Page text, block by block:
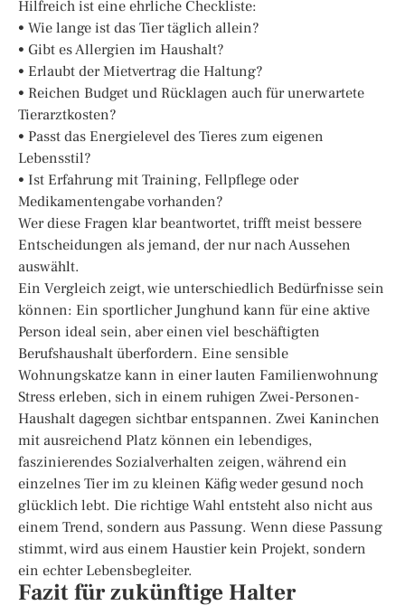
Hilfreich ist eine ehrliche Checkliste:
• Wie lange ist das Tier täglich allein?
• Gibt es Allergien im Haushalt?
• Erlaubt der Mietvertrag die Haltung?
• Reichen Budget und Rücklagen auch für unerwartete
Tierarztkosten?
• Passt das Energielevel des Tieres zum eigenen
Lebensstil?
• Ist Erfahrung mit Training, Fellpflege oder
Medikamentengabe vorhanden?
Wer diese Fragen klar beantwortet, trifft meist bessere
Entscheidungen als jemand, der nur nach Aussehen
auswählt.
Ein Vergleich zeigt, wie unterschiedlich Bedürfnisse sein
können: Ein sportlicher Junghund kann für eine aktive
Person ideal sein, aber einen viel beschäftigten
Berufshaushalt überfordern. Eine sensible
Wohnungskatze kann in einer lauten Familienwohnung
Stress erleben, sich in einem ruhigen Zwei-Personen-
Haushalt dagegen sichtbar entspannen. Zwei Kaninchen
mit ausreichend Platz können ein lebendiges,
faszinierendes Sozialverhalten zeigen, während ein
einzelnes Tier im zu kleinen Käfig weder gesund noch
glücklich lebt. Die richtige Wahl entsteht also nicht aus
einem Trend, sondern aus Passung. Wenn diese Passung
stimmt, wird aus einem Haustier kein Projekt, sondern
ein echter Lebensbegleiter.
Fazit für zukünftige Halter